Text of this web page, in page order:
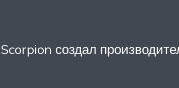
создал